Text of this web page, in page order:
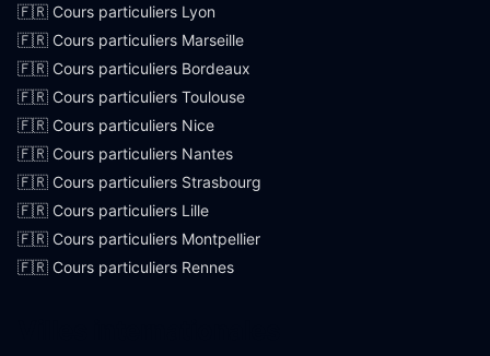
🇫🇷 Cours particuliers Lyon
🇫🇷 Cours particuliers Marseille
🇫🇷 Cours particuliers Bordeaux
🇫🇷 Cours particuliers Toulouse
🇫🇷 Cours particuliers Nice
🇫🇷 Cours particuliers Nantes
🇫🇷 Cours particuliers Strasbourg
🇫🇷 Cours particuliers Lille
🇫🇷 Cours particuliers Montpellier
🇫🇷 Cours particuliers Rennes